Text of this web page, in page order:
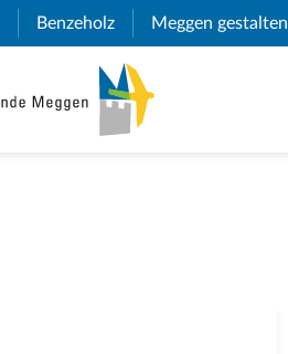
(External Link)
Benzeholz (External Link)
Meggen gestalten